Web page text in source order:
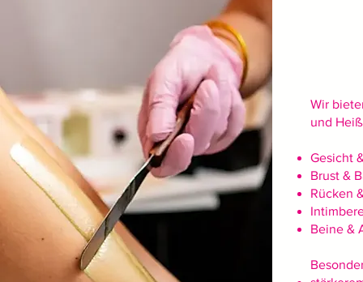
Wir
und
Gesicht
Brust &
Rücken
Beine &